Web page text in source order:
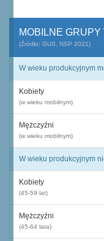
MOBILNE GRUPY
(Źródło: GUS, NSP 2021)
W wieku produkcyjnym
Kobiety
(w wieku mobilnym)
Mężczyźni
(w wieku mobilnym)
W wieku produkcyjnym
Kobiety
(45-59 lat)
Mężczyźni
(45-64 lata)